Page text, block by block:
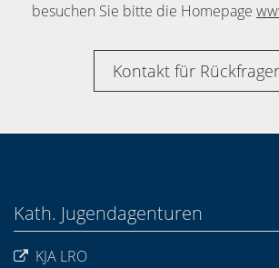
besuchen Sie bitte die Homepage
Kontakt für
Kath. Jugendagenturen
KJA LRO